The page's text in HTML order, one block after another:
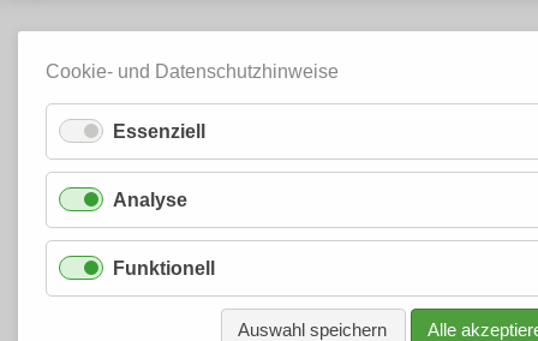
Cookie- und Datenschutzhinweise
Essenziell
Analyse
Funktionell
Auswahl speichern Alle